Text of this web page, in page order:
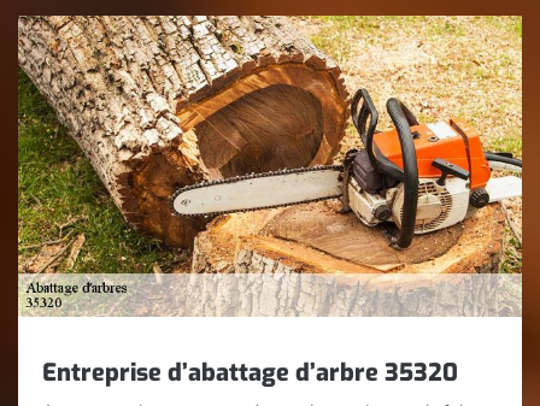
Entreprise d’abattage d’arbre 35320